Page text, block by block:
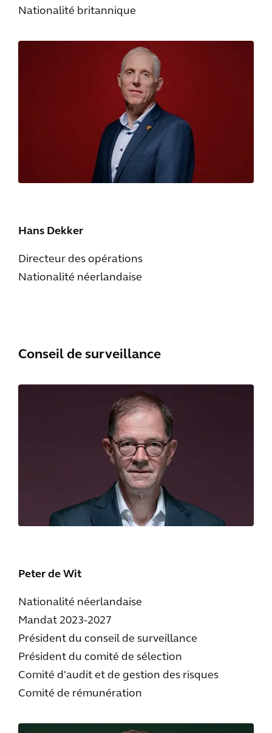
Nationalité britannique
Hans Dekker
Directeur des opérations
Nationalité néerlandaise
Conseil de surveillance
Peter de Wit
Nationalité néerlandaise
Mandat 2023-2027
Président du conseil de surveillance
Président du comité de sélection
Comité d'audit et de gestion des risques
Comité de rémunération